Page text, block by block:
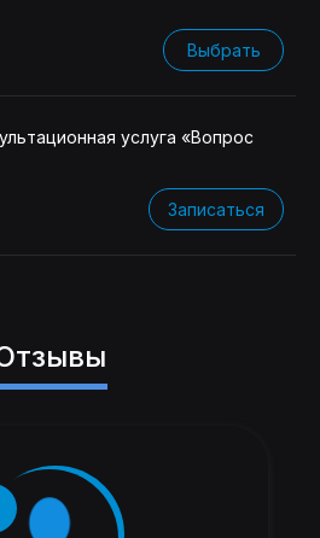
Выбрать
услуга «Вопрос
Записаться